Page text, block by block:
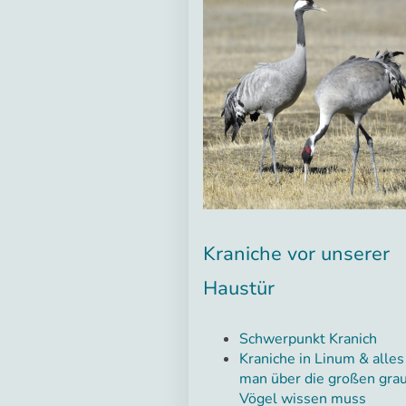
Kraniche vor unserer
Haustür
Schwerpunkt Kranich
Kraniche in Linum &
man über die großen
Vögel wissen muss